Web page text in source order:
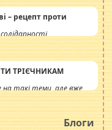
– рецепт проти
ТРІЄЧНИКАМ
на такі теми, але вже
інсенуації
Штучно
катастрофа.
Блоги